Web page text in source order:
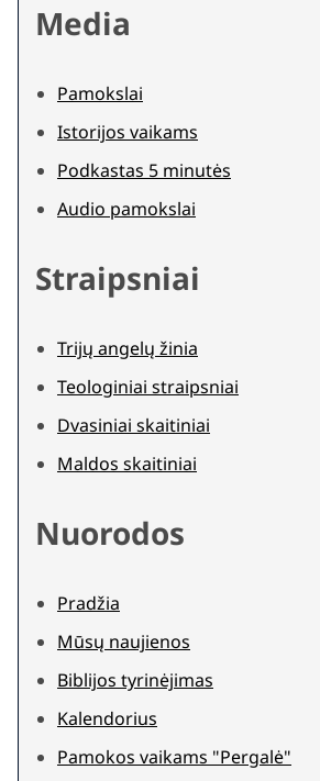
Media
Pamokslai
Istorijos vaikams
Podkastas 5 minutės
Audio pamokslai
Straipsniai
Trijų angelų žinia
Teologiniai straipsniai
Dvasiniai skaitiniai
Maldos skaitiniai
Nuorodos
Pradžia
Mūsų naujienos
Biblijos tyrinėjimas
Kalendorius
Pamokos vaikams "Pergalė"